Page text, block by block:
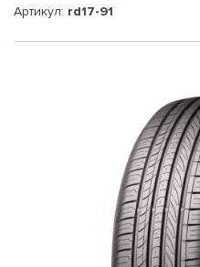
Артикул: rd17-91